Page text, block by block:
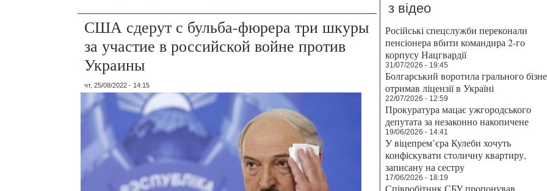
США сдерут с бульба-фюрера три шкуры
за участие в российской войне против
Украины
чт, 25/08/2022 - 14:15
з відео
Російські спецслужби переконали
пенсіонера вбити командира 2-го
корпусу Нацгвардії
31/07/2026 - 19:45
Болгарський воротила грального
отримав ліцензії в Україні
22/07/2026 - 12:59
Прокуратура мацає ужгородського
депутата за незаконно накопичене
19/06/2026 - 14:41
У віцепрем’єра Кулеби хочуть
конфіскувати столичну квартиру,
записану на сестру
17/06/2026 - 18:19
Співробітник СБУ пропонував